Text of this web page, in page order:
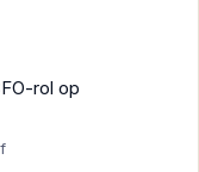
rol op